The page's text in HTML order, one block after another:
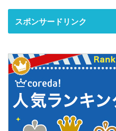
スポンサードリンク